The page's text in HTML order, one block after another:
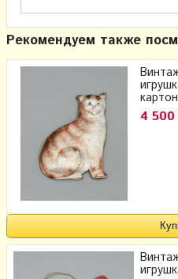
Рекомендуем также
4 500